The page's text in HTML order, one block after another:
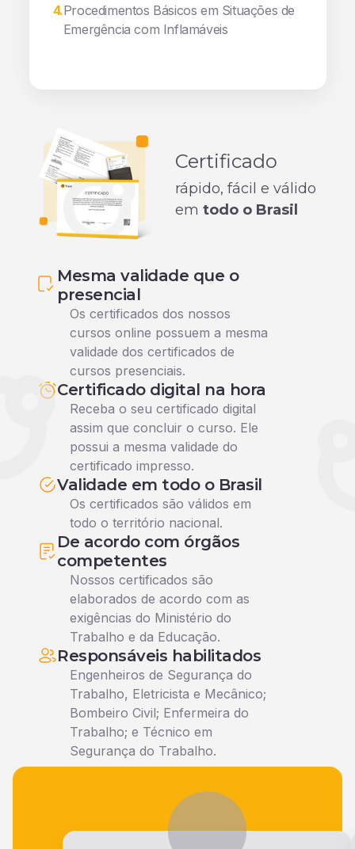
4.Procedimentos Básicos em Situações de
Emergência com Inflamáveis
Certificado
rápido, fácil e válido
em todo o Brasil
Mesma validade que o
presencial
Os certificados dos nossos
cursos online possuem a mesma
validade dos certificados de
cursos presenciais.
Certificado digital na hora
Receba o seu certificado digital
assim que concluir o curso. Ele
possui a mesma validade do
certificado impresso.
Validade em todo o Brasil
Os certificados são válidos em
todo o território nacional.
De acordo com órgãos
competentes
Nossos certificados são
elaborados de acordo com as
exigências do Ministério do
Trabalho e da Educação.
Responsáveis habilitados
Engenheiros de Segurança do
Trabalho, Eletricista e Mecânico;
Bombeiro Civil; Enfermeira do
Trabalho; e Técnico em
Segurança do Trabalho.
Veja o que nossos alunos falam